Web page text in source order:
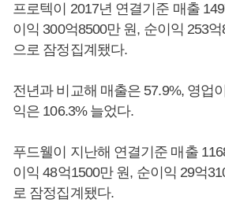
프로텍이 2017년 연결기준 매출
이익 300억8500만 원, 순이익 253
으로 잠정집계됐다.
전년과 비교해 매출은 57.9%, 영업
익은 106.3% 늘었다.
푸드웰이 지난해 연결기준 매출
이익 48억1500만 원, 순이익 29억
로 잠정집계됐다.